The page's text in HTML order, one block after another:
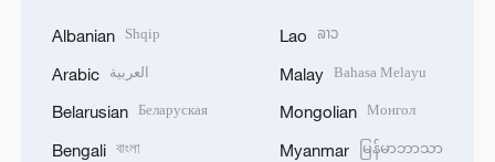
Albanian Shqip
Arabic العربية
Belarusian Беларуская
Bengali বাংলা
Lao ລາວ
Malay Bahasa Melayu
Mongolian Монгол
Myanmar မြန်မာဘာသာ